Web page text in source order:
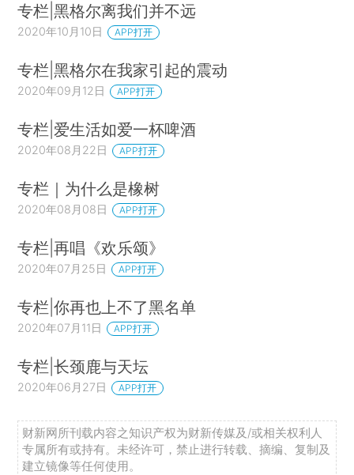
专栏|黑格尔离我们并不远
2020年10月10日 APP打开
专栏|黑格尔在我家引起的震动
2020年09月12日 APP打开
专栏|爱生活如爱一杯啤酒
2020年08月22日 APP打开
专栏｜为什么是橡树
2020年08月08日 APP打开
专栏|再唱《欢乐颂》
2020年07月25日 APP打开
专栏|你再也上不了黑名单
2020年07月11日 APP打开
专栏|长颈鹿与天坛
2020年06月27日 APP打开
财新网所刊载内容之知识产权为财新传媒及/或相关权利人
专属所有或持有。未经许可，禁止进行转载、摘编、复制及
建立镜像等任何使用。